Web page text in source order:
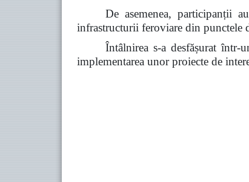
De asemenea, participanții
infrastructurii feroviare din punctele
Întâlnirea s-a desfășurat
implementarea unor proiecte de